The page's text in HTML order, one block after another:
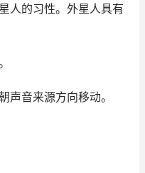
人的习性。外星人具有
声音来源方向移动。